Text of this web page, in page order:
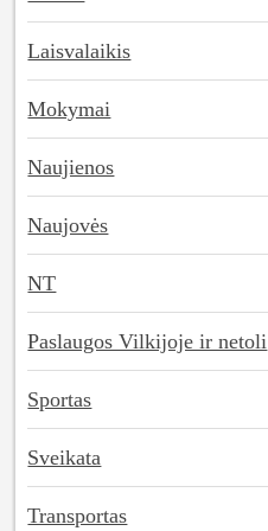
Laisvalaikis
Mokymai
Naujienos
Naujovės
NT
Paslaugos Vilkijoje ir netoli
Sportas
Sveikata
Transportas